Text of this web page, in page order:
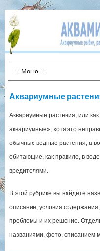
Аквариумные
Аквариумные растения, или
аквариумные», хотя это
обычные водные растения, а
обитающие, как правило, в
вредителями.
В этой рубрике вы найдете
описание, условия
проблемы и их решение.
названиями, фото, описанием